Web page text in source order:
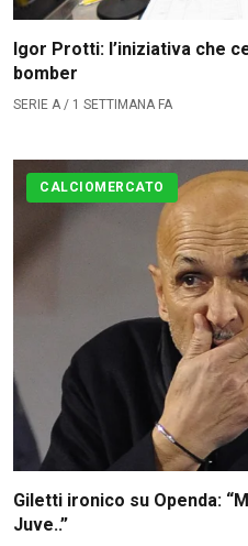
Igor Protti: l’iniziativa che
bomber
SERIE A / 1 SETTIMANA FA
CALCIOMERCATO
Giletti ironico su Openda:
Juve..”